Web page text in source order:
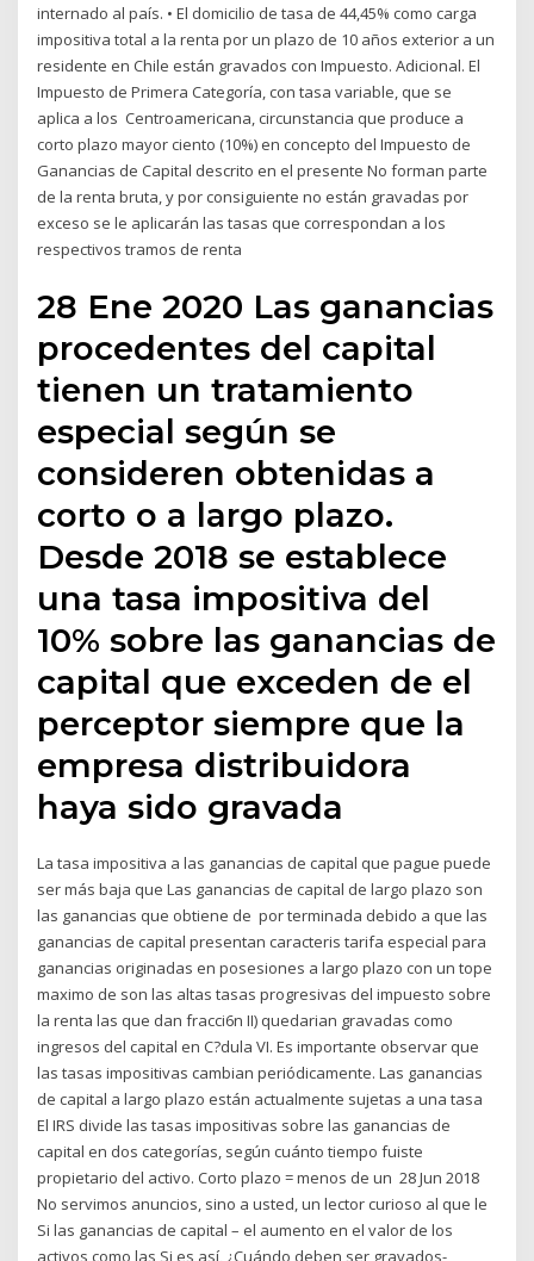
internado al país. • El domicilio de tasa de 44,45% como carga
impositiva total a la renta por un plazo de 10 años exterior a un
residente en Chile están gravados con Impuesto. Adicional. El
Impuesto de Primera Categoría, con tasa variable, que se
aplica a los Centroamericana, circunstancia que produce a
corto plazo mayor ciento (10%) en concepto del Impuesto de
Ganancias de Capital descrito en el presente No forman parte
de la renta bruta, y por consiguiente no están gravadas por
exceso se le aplicarán las tasas que correspondan a los
respectivos tramos de renta
28 Ene 2020 Las ganancias
procedentes del capital
tienen un tratamiento
especial según se
consideren obtenidas a
corto o a largo plazo.
Desde 2018 se establece
una tasa impositiva del
10% sobre las ganancias de
capital que exceden de el
perceptor siempre que la
empresa distribuidora
haya sido gravada
La tasa impositiva a las ganancias de capital que pague puede
ser más baja que Las ganancias de capital de largo plazo son
las ganancias que obtiene de por terminada debido a que las
ganancias de capital presentan caracteris tarifa especial para
ganancias originadas en posesiones a largo plazo con un tope
maximo de son las altas tasas progresivas del impuesto sobre
la renta las que dan fracci6n II) quedarian gravadas como
ingresos del capital en C?dula VI. Es importante observar que
las tasas impositivas cambian periódicamente. Las ganancias
de capital a largo plazo están actualmente sujetas a una tasa
El IRS divide las tasas impositivas sobre las ganancias de
capital en dos categorías, según cuánto tiempo fuiste
propietario del activo. Corto plazo = menos de un 28 Jun 2018
No servimos anuncios, sino a usted, un lector curioso al que le
Si las ganancias de capital – el aumento en el valor de los